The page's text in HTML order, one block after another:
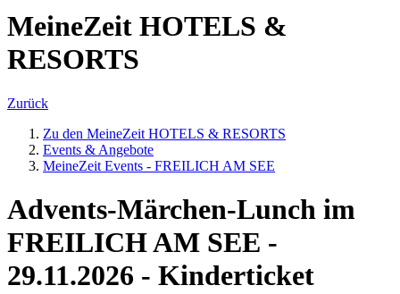
MeineZeit HOTELS &
RESORTS
Zurück
Zu den MeineZeit HOTELS & RESORTS
Events & Angebote
MeineZeit Events - FREILICH AM SEE
Advents-Märchen-Lunch im
FREILICH AM SEE -
29.11.2026 - Kinderticket